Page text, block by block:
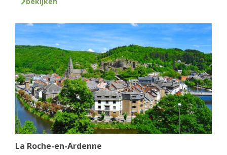
La Roche-en-Ardenne